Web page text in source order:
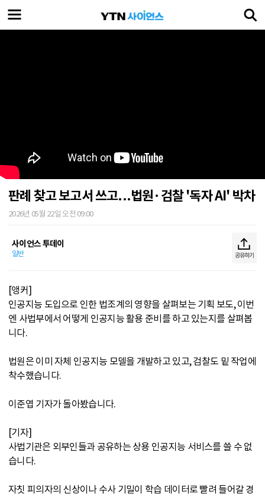
판례 찾고 보고서 쓰고...법원·검찰 '독자 AI' 박차
2026년 05월 22일 오전 09:00
사이언스 투데이
일반 공유하기
[앵커]
인공지능 도입으로 인한 법조계의 영향을 살펴보는 기획 보도, 이번
엔 사법부에서 어떻게 인공지능 활용 준비를 하고 있는지를 살펴봅
니다.
법원은 이미 자체 인공지능 모델을 개발하고 있고, 검찰도 밑 작업에
착수했습니다.
이준엽 기자가 돌아봤습니다.
[기자]
사법기관은 외부인들과 공유하는 상용 인공지능 서비스를 쓸 수 없
습니다.
자칫 피의자의 신상이나 수사 기밀이 학습 데이터로 빨려 들어갈 경